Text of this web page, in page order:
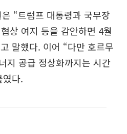
“트럼프 대통령과 국무장
상 여지 등을 감안하면 4월
말했다. 이어 “다만 호르무
지 공급 정상화까지는 시간
였다.